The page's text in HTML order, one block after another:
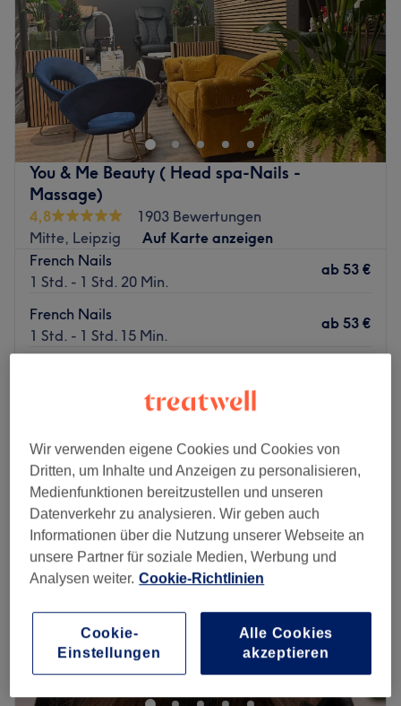
You & Me Beauty ( Head spa-Nails -
Massage)
4,8
1903 Bewertungen
Mitte, Leipzig
Auf Karte anzeigen
French Nails
1 Std. - 1 Std. 20 Min.
ab 53 €
French Nails
1 Std. - 1 Std. 15 Min.
ab 53 €
Schnellansicht Saloninfos
Montag –19:00
Dienstag
Mittwoch
–19:00
Donnerstag
09:30 –
19:00
Freitag
09:30
19:00
Samstag
10:00–
Sonntag
Willkommen bei You & Me Beauty – Ihrem Beauty &
Wellness Studio im Herzen von Leipzig.
Wir verwenden eigene Cookies und Cookies von
Dritten, um Inhalte und Anzeigen zu personalisieren,
Medienfunktionen bereitzustellen und unseren
Datenverkehr zu analysieren. Wir geben auch
Informationen über die Nutzung unserer Webseite an
unsere Partner für soziale Medien, Werbung und
Analysen weiter. Cookie-Richtlinien
Cookie-
Einstellungen
Alle Cookies
akzeptieren